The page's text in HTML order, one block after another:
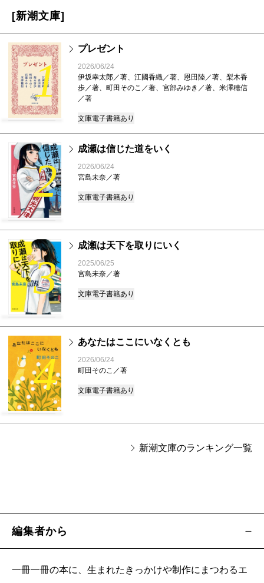
[新潮文庫]
1
プレゼント
2026/06/24
伊坂幸太郎／著、江國香織／著、恩田陸／著、梨木香
歩／著、町田そのこ／著、宮部みゆき／著、米澤穂信
／著
文庫電子書籍あり
2
成瀬は信じた道をいく
2026/06/24
宮島未奈／著
文庫電子書籍あり
3
成瀬は天下を取りにいく
2025/06/25
宮島未奈／著
文庫電子書籍あり
4
あなたはここにいなくとも
2026/06/24
町田そのこ／著
文庫電子書籍あり
新潮文庫のランキング一覧
編集者から
一冊一冊の本に、生まれたきっかけや制作にまつわるエ